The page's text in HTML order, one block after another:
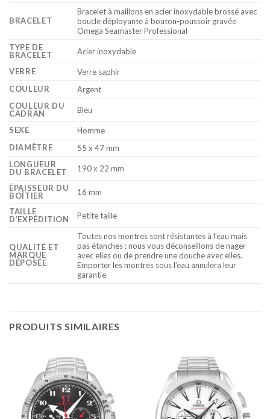
BRACELET
Bracelet à maillons en acier inoxydable brossé avec
boucle déployante à bouton-poussoir gravée
Omega Seamaster Professional
TYPE DE
BRACELET
Acier inoxydable
VERRE
Verre saphir
COULEUR
Argent
COULEUR DU
CADRAN
Bleu
SEXE
Homme
DIAMÈTRE
55 x 47 mm
LONGUEUR
DU BRACELET
190 x 22 mm
ÉPAISSEUR DU
BOÎTIER
16 mm
TAILLE
D’EXPÉDITION
Petite taille
QUALITÉ ET
MARQUE
DÉPOSÉE
Toutes nos montres sont résistantes à l’eau mais
pas étanches ; nous vous déconseillons de nager
avec elles ou de prendre une douche avec elles.
Emporter les montres sous l’eau annulera leur
garantie.
PRODUITS SIMILAIRES